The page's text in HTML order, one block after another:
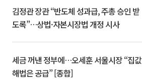
김정관 장관 “반도체 성과급, 주총 승인 받
도록”…상법·자본시장법 개정 시사
세금 꺼낸 정부에…오세훈 서울시장 “집값
해법은 공급” [종합]